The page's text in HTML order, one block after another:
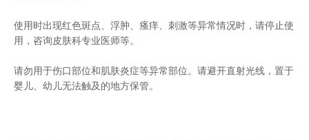
使用时出现红色斑点、浮肿、瘙痒、刺激等异常情况时，请停止使
用，咨询皮肤科专业医师等。
请勿用于伤口部位和肌肤炎症等异常部位。请避开直射光线，置于
婴儿、幼儿无法触及的地方保管。